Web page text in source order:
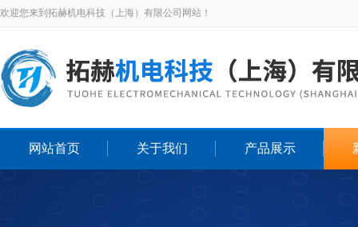
欢迎您来到拓赫机电科技（上海）有限公司网站！
网站首页 关于我们 产品展示